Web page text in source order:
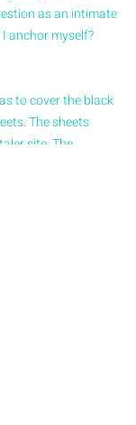
as an intimate
anchor myself?
to cover the black
The sheets
site. The